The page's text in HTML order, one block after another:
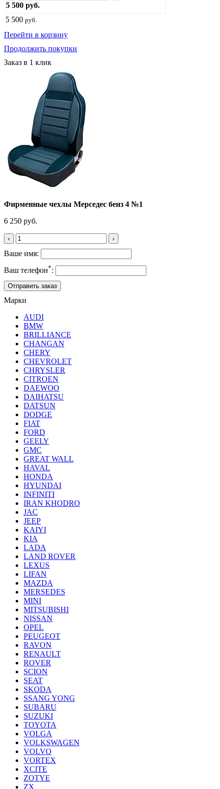
5 500 руб.
5 500 руб.
Перейти в корзину
Продолжить покупки
Заказ в 1 клик
Фирменные чехлы Мерседес бенз 4 №1
6 250 руб.
‹ ›
Ваше имя:
Ваш телефон*:
Марки
AUDI
BMW
BRILLIANCE
CHANGAN
CHERY
CHEVROLET
CHRYSLER
CITROEN
DAEWOO
DAIHATSU
DATSUN
DODGE
FIAT
FORD
GEELY
GMC
GREAT WALL
HAVAL
HONDA
HYUNDAI
INFINITI
IRAN KHODRO
JAC
JEEP
KAIYI
KIA
LADA
LAND ROVER
LEXUS
LIFAN
MAZDA
MERSEDES
MINI
MITSUBISHI
NISSAN
OPEL
PEUGEOT
RAVON
RENAULT
ROVER
SCION
SEAT
SKODA
SSANG YONG
SUBARU
SUZUKI
TOYOTA
VOLGA
VOLKSWAGEN
VOLVO
VORTEX
XCITE
ZOTYE
ZX